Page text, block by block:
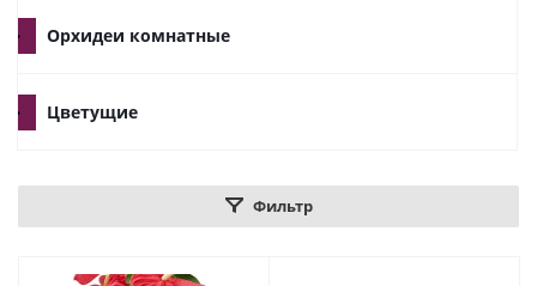
Орхидеи комнатные
Цветущие
Фильтр